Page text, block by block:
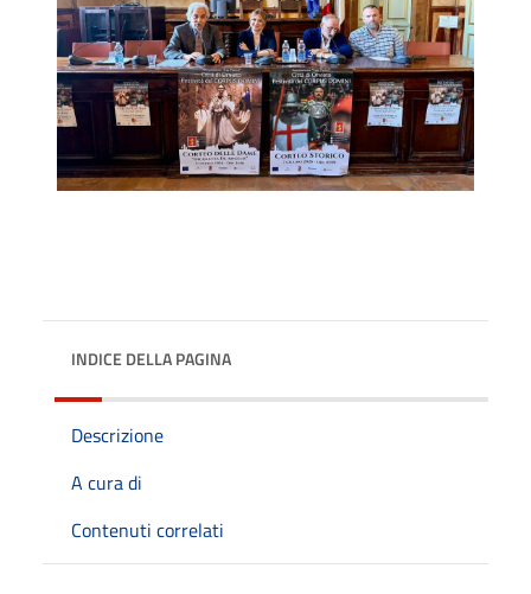
INDICE DELLA PAGINA
Descrizione
A cura di
Contenuti correlati